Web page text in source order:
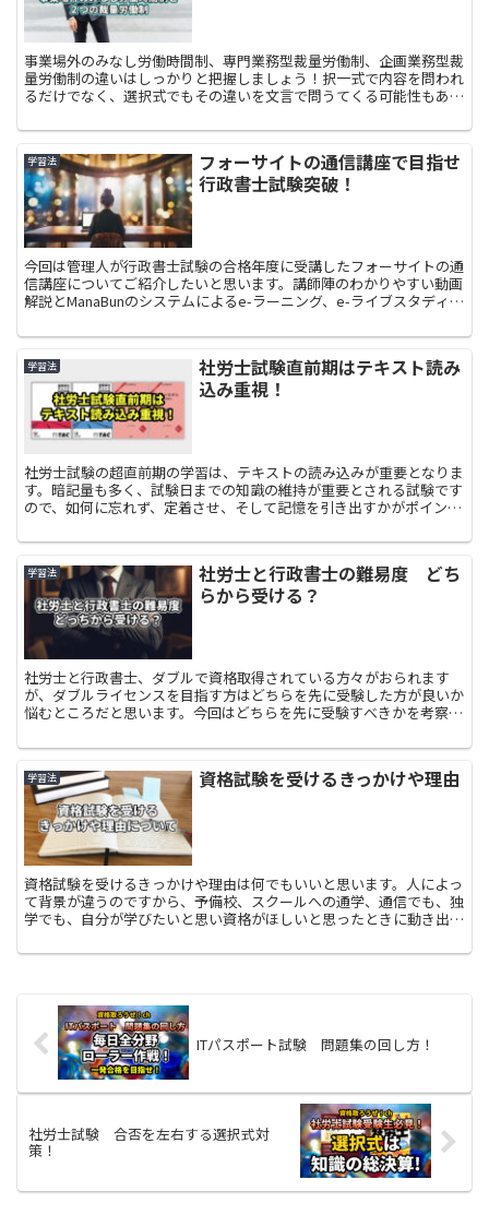
事業場外のみなし労働時間制、専門業務型裁量労働制、企画業務型裁
量労働制の違いはしっかりと把握しましょう！択一式で内容を問われ
るだけでなく、選択式でもその違いを文言で問うてくる可能性もあり
学習法
フォーサイトの通信講座で目指せ
行政書士試験突破！
今回は管理人が行政書士試験の合格年度に受講したフォーサイトの通
信講座についてご紹介したいと思います。講師陣のわかりやすい動画
解説とManaBunのシステムによるe-ラーニング、e-ライブスタディな
る通信講座です。
学習法
社労士試験直前期はテキスト読み
込み重視！
社労士試験の超直前期の学習は、テキストの読み込みが重要となりま
す。暗記量も多く、試験日までの知識の維持が重要とされる試験です
ので、如何に忘れず、定着させ、そして記憶を引き出すかがポイント
たいと思います。
学習法
社労士と行政書士の難易度 どち
らから受ける？
社労士と行政書士、ダブルで資格取得されている方々がおられます
が、ダブルライセンスを目指す方はどちらを先に受験した方が良いか
悩むところだと思います。今回はどちらを先に受験すべきかを考察し
学習法 資格試験を受けるきっかけや理由
資格試験を受けるきっかけや理由は何でもいいと思います。人によっ
て背景が違うのですから、予備校、スクールへの通学、通信でも、独
学でも、自分が学びたいと思い資格がほしいと思ったときに動き出せ
ITパスポート試験 問題集の回し方！
社労士試験 合否を左右する選択式対
策！